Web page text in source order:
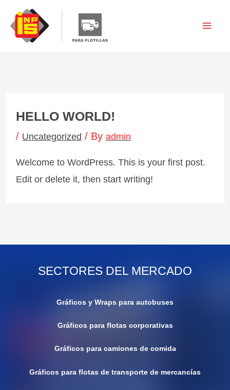
content
HELLO WORLD!
/ Uncategorized / By admin
Welcome to WordPress. This is your first post.
Edit or delete it, then start writing!
SECTORES DEL MERCADO
Gráficos y Wraps para autobuses
Gráficos para flotas corporativas
Gráficos para camiones de comida
Gráficos para flotas de transporte de mercancías